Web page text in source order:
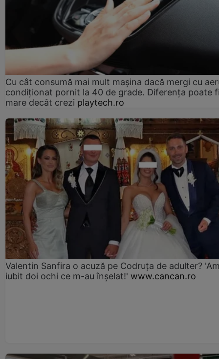
Cu cât consumă mai mult mașina dacă mergi cu
condiționat pornit la 40 de grade. Diferența poate
mare decât crezi playtech.ro
Valentin Sanfira o acuză pe Codruța de adulter?
iubit doi ochi ce m-au înșelat!' www.cancan.ro